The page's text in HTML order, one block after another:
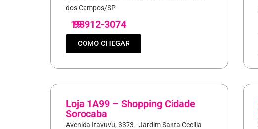
dos Campos/SP
19
98912-3074
COMO CHEGAR
Loja 1A99 – Shopping Cidade
Sorocaba
Avenida Itavuvu, 3373 - Jardim Santa Cecília